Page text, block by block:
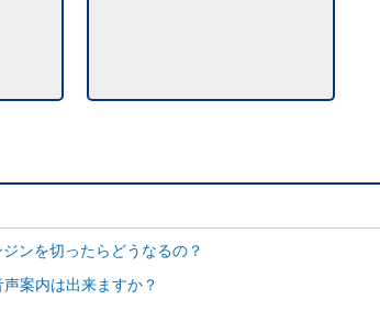
ンを切ったらどうなるの？
案内は出来ますか？